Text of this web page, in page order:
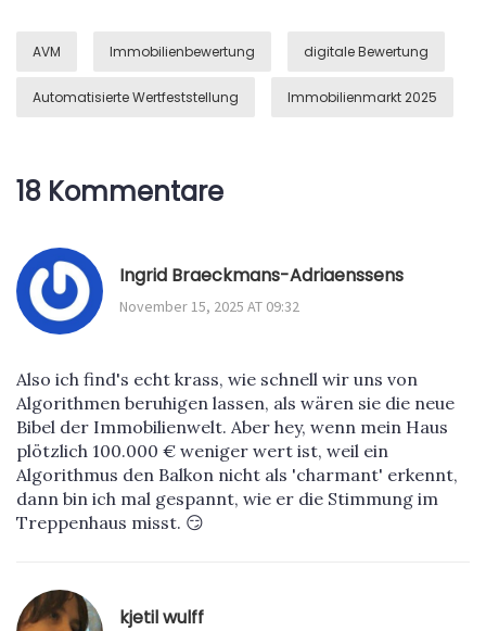
AVM Immobilienbewertung digitale Bewertung
Automatisierte Wertfeststellung Immobilienmarkt 2025
18 Kommentare
Ingrid Braeckmans-Adriaenssens
November 15, 2025 AT 09:32
Also ich find's echt krass, wie schnell wir uns von
Algorithmen beruhigen lassen, als wären sie die neue
Bibel der Immobilienwelt. Aber hey, wenn mein Haus
plötzlich 100.000 € weniger wert ist, weil ein
Algorithmus den Balkon nicht als 'charmant' erkennt,
dann bin ich mal gespannt, wie er die Stimmung im
Treppenhaus misst. 😏
kjetil wulff